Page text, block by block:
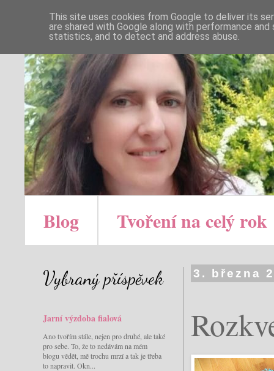
Blog Tvoření na celý rok
3. března
Vybraný příspěvek
Jarní výzdoba fialová
Ano tvořím stále, nejen pro druhé, ale také
pro sebe. To, že to nedávám na mém
blogu vědět, mě trochu mrzí a tak je třeba
to napravit. Okn...
This site uses cookies from Google to deliver its
are shared with Google along with performance
statistics, and to detect and address abuse.